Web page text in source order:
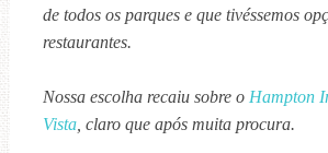
de todos os parques e que tivéssemos
restaurantes.
Nossa escolha recaiu sobre o Hampton
Vista, claro que após muita procura.